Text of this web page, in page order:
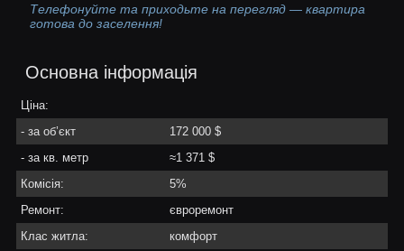
Телефонуйте та приходьте на перегляд — квартира
готова до заселення!
Основна інформація
Ціна:
- за об’єкт
172 000 $
- за кв. метр
≈1 371 $
Комісія:
5%
Ремонт:
євроремонт
Клас житла:
комфорт